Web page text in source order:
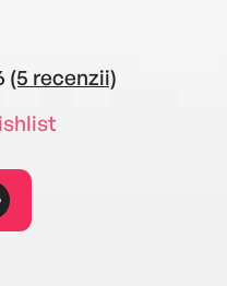
(5 recenzii)